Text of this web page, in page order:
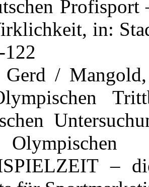
Profisport
in:
122
Gerd /
–